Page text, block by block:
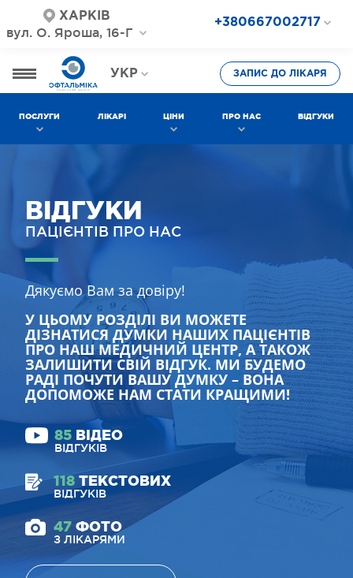
ХАРКІВ
вул. О. Яроша, 16-Г
+380667002717
+380577002717
УКР
РОС
ЗАПИС ДО ЛІКАРЯ
ПОСЛУГИ ЛІКАРІ ЦІНИ ПРО НАС ВІДГУКИ
ВІДГУКИ
ПАЦІЄНТІВ ПРО НАС
Дякуємо Вам за довіру!
У ЦЬОМУ РОЗДІЛІ ВИ МОЖЕТЕ
ДІЗНАТИСЯ ДУМКИ НАШИХ ПАЦІЄНТІВ
ПРО НАШ МЕДИЧНИЙ ЦЕНТР, А ТАКОЖ
ЗАЛИШИТИ СВІЙ ВІДГУК. МИ БУДЕМО
РАДІ ПОЧУТИ ВАШУ ДУМКУ – ВОНА
ДОПОМОЖЕ НАМ СТАТИ КРАЩИМИ!
85 ВІДЕО
ВІДГУКІВ
118 ТЕКСТОВИХ
ВІДГУКІВ
47 ФОТО
З ЛІКАРЯМИ